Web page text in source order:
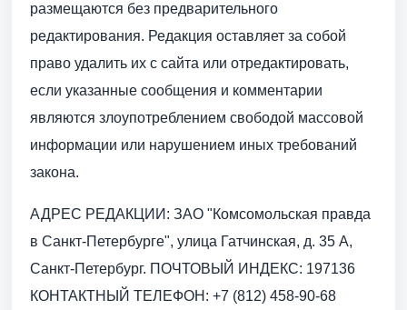
размещаются без предварительного
редактирования. Редакция оставляет за собой
право удалить их с сайта или отредактировать,
если указанные сообщения и комментарии
являются злоупотреблением свободой массовой
информации или нарушением иных требований
закона.
АДРЕС РЕДАКЦИИ: ЗАО "Комсомольская правда
в Санкт-Петербурге", улица Гатчинская, д. 35 А,
Санкт-Петербург. ПОЧТОВЫЙ ИНДЕКС: 197136
КОНТАКТНЫЙ ТЕЛЕФОН: +7 (812) 458-90-68